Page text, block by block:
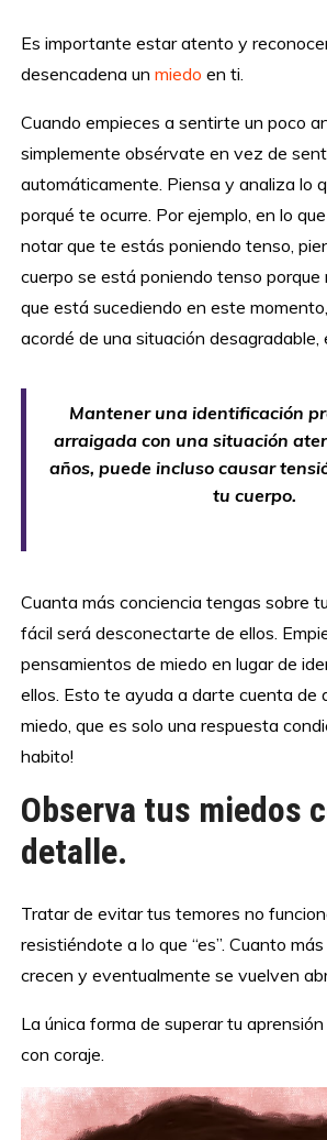
Es importante estar atento y
desencadena unmiedo en ti.
Cuando empieces a sentirte un poco
simplemente obsérvate en vez de
automáticamente. Piensa y analiza lo
porqué te ocurre. Por ejemplo, en lo
notar que te estás poniendo tenso,
cuerpo se está poniendo tenso porque
que está sucediendo en este
acordé de una situación desagradable,
Mantener una identificación
arraigada con una situación
años, puede incluso causar
tu cuerpo.
Cuanta más conciencia tengas sobre
fácil será desconectarte de ellos.
pensamientos de miedo en lugar de
ellos. Esto te ayuda a darte cuenta de
miedo, que es solo una respuesta
habito!
Observa tus miedos
detalle.
Tratar de evitar tus temores no
resistiéndote a lo que “es”. Cuanto
crecen y eventualmente se vuelven
La única forma de superar tu
con coraje.